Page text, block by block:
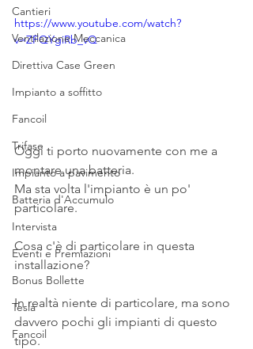
Cantieri
Ventilazione Meccanica
Direttiva Case Green
Impianto a soffitto
Fancoil
Trifase
Impianto a pavimento
Batteria d'Accumulo
Intervista
Eventi e Premiazioni
Bonus Bollette
Tesla
Fancoil
https://www.youtube.com/watch?
v=ZFQYgiRb_vQ
Oggi ti porto nuovamente con me a
montare una batteria.
Ma sta volta l'impianto è un po'
particolare.
Cosa c'è di particolare in questa
installazione?
In realtà niente di particolare, ma sono
davvero pochi gli impianti di questo
tipo.